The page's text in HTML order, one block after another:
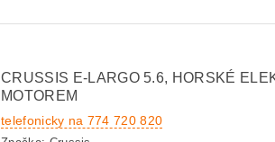
CRUSSIS E-LARGO 5.6, HORSKÉ
MOTOREM
telefonicky na 774 720 820